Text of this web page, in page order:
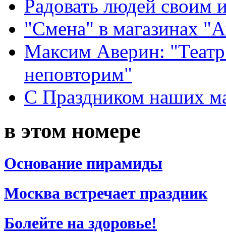
Радовать людей своим
"Смена" в магазинах
Максим Аверин:
неповторим"
С Праздником наших
в этом номере
Основание пирамиды
Москва встречает праздник
Болейте на здоровье!